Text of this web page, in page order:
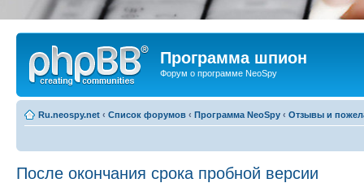
Программа шпион
Форум о программе NeoSpy
Ru.neospy.net ‹ Список форумов ‹ Программа NeoSpy ‹ Отзывы и
После окончания срока пробной версии